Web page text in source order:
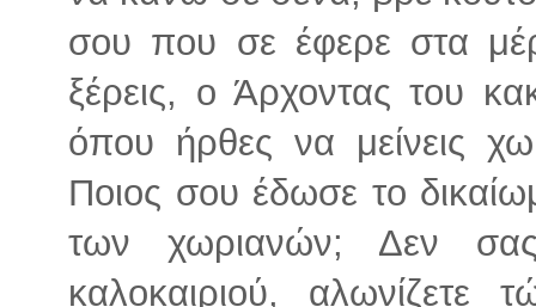
σου που σε έφερε στα
ξέρεις, ο Άρχοντας του
όπου ήρθες να μείνεις
Ποιος σου έδωσε το
των χωριανών; Δεν
καλοκαιριού, αλωνίζετε